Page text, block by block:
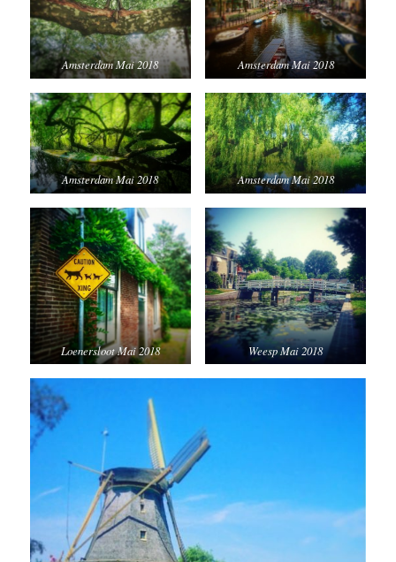
Amsterdam Mai 2018 Amsterdam Mai 2018
Amsterdam Mai 2018 Amsterdam Mai 2018
Loenersloot Mai 2018 Weesp Mai 2018